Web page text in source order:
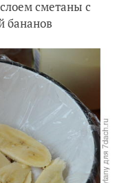
сметаны с
бананов